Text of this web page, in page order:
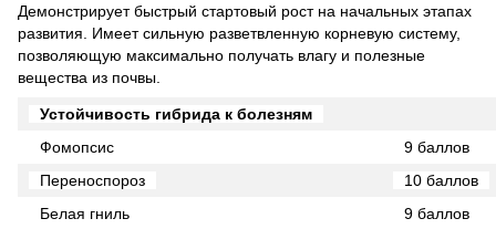
Демонстрирует быстрый стартовый рост на начальных этапах
развития. Имеет сильную разветвленную корневую систему,
позволяющую максимально получать влагу и полезные
вещества из почвы.
Устойчивость гибрида к болезням
Фомопсис
9 баллов
Переноспороз
10 баллов
Белая гниль
9 баллов